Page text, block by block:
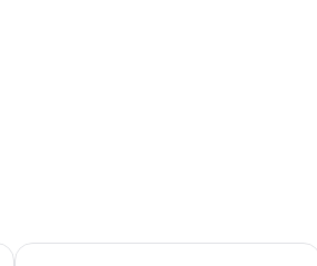
Vienna House by Wyndham Andel's